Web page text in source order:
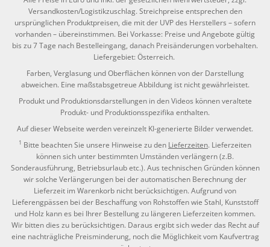
Versandkosten/Logistikzuschlag. Streichpreise entsprechen den
ursprünglichen Produktpreisen, die mit der UVP des Herstellers – sofern
vorhanden – übereinstimmen. Bei Vorkasse: Preise und Angebote gültig
bis zu 7 Tage nach Bestelleingang, danach Preisänderungen vorbehalten.
Liefergebiet: Österreich.
Farben, Verglasung und Oberflächen können von der Darstellung
abweichen. Eine maßstabsgetreue Abbildung ist nicht gewährleistet.
Produkt und Produktionsdarstellungen in den Videos können veraltete
Produkt- und Produktionsspezifika enthalten.
Auf dieser Webseite werden vereinzelt KI-generierte Bilder verwendet.
1 Bitte beachten Sie unsere Hinweise zu den Lieferzeiten. Lieferzeiten
können sich unter bestimmten Umständen verlängern (z.B.
Sonderausführung, Betriebsurlaub etc.). Aus technischen Gründen können
wir solche Verlängerungen bei der automatischen Berechnung der
Lieferzeit im Warenkorb nicht berücksichtigen. Aufgrund von
Lieferengpässen bei der Beschaffung von Rohstoffen wie Stahl, Kunststoff
und Holz kann es bei Ihrer Bestellung zu längeren Lieferzeiten kommen.
Wir bitten dies zu berücksichtigen. Daraus ergibt sich weder das Recht auf
eine nachträgliche Preisminderung, noch die Möglichkeit vom Kaufvertrag